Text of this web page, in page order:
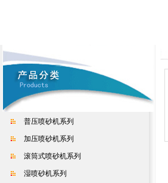
普压喷砂机系列
加压喷砂机系列
滚筒式喷砂机系列
湿喷砂机系列